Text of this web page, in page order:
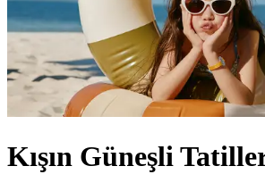
Kışın Güneşli